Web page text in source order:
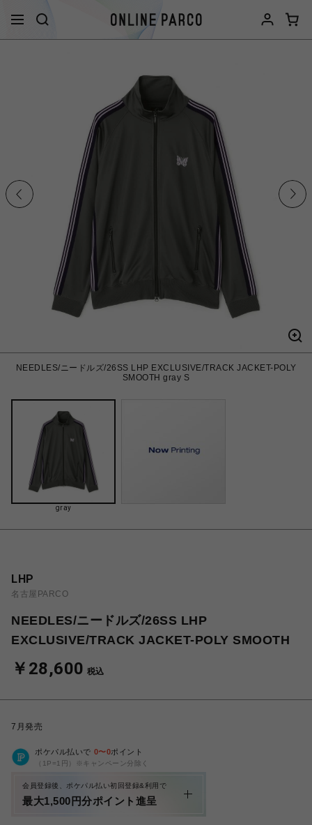
NEEDLES/ニードルズ/26SS LHP EXCLUSIVE/TRACK JACKET-POLY
SMOOTH gray S
gray
LHP
名古屋PARCO
NEEDLES/ニードルズ/26SS LHP
EXCLUSIVE/TRACK JACKET-POLY SMOOTH
￥28,600 税込
7月発売
ポケパル払いで 0〜0ポイント
（1P=1円）※キャンペーン分除く
会員登録後、ポケパル払い初回登録&利用で
最大1,500円分ポイント進呈